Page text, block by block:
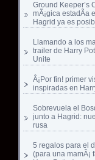
Ground Keeper’s
mÃ¡gica estadÃ­a
Hagrid ya es
Llamando a los
trailer de Harry
Unite
Â¡Por fin! primer
inspiradas en
Sobrevuela el
junto a Hagrid:
rusa
5 regalos para el
(para una mamÃ¡